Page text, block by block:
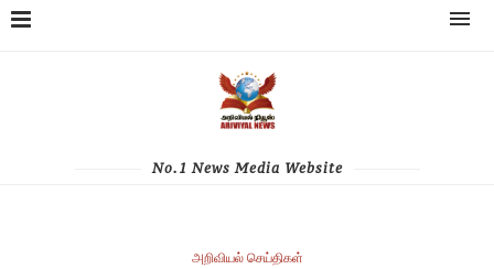
No.1 News Media Website
அறிவியல் செய்திகள்